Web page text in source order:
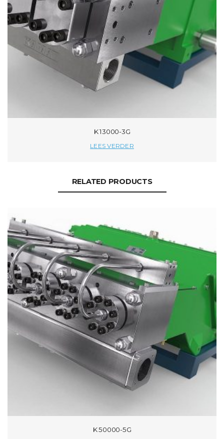
K 13000-3G
LEES VERDER
RELATED PRODUCTS
K 50000-5G